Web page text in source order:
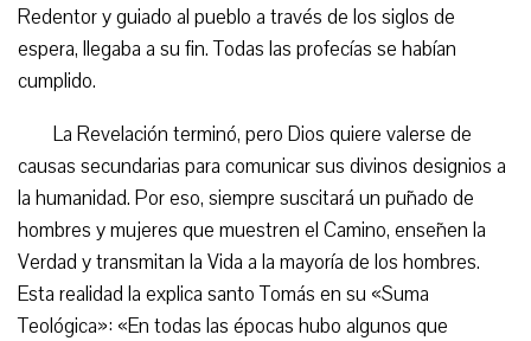
Redentor y guiado al pueblo a través de los siglos de
espera, llegaba a su fin. Todas las profecías se habían
cumplido.
La Revelación terminó, pero Dios quiere valerse de
causas secundarias para comunicar sus divinos designios a
la humanidad. Por eso, siempre suscitará un puñado de
hombres y mujeres que muestren el Camino, enseñen la
Verdad y transmitan la Vida a la mayoría de los hombres.
Esta realidad la explica santo Tomás en su «Suma
Teológica»: «En todas las épocas hubo algunos que